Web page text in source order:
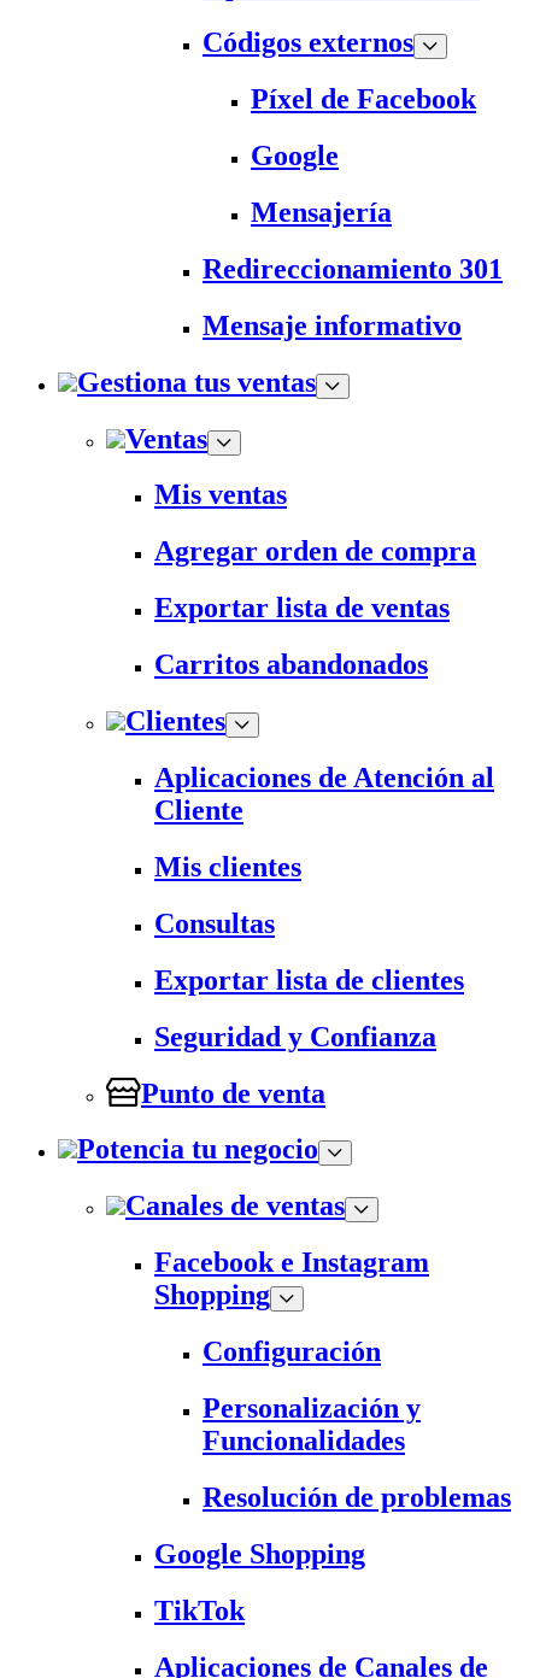
Códigos externos
Píxel de Facebook
Google
Mensajería
Redireccionamiento 301
Mensaje informativo
Gestiona tus ventas
Ventas
Mis ventas
Agregar orden de compra
Exportar lista de ventas
Carritos abandonados
Clientes
Aplicaciones de Atención al
Cliente
Mis clientes
Consultas
Exportar lista de clientes
Seguridad y Confianza
Punto de venta
Potencia tu negocio
Canales de ventas
Facebook e Instagram
Shopping
Configuración
Personalización y
Funcionalidades
Resolución de problemas
Google Shopping
TikTok
Aplicaciones de Canales de